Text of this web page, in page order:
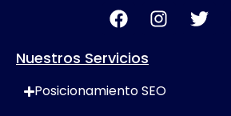
Nuestros Servicios
Posicionamiento SEO